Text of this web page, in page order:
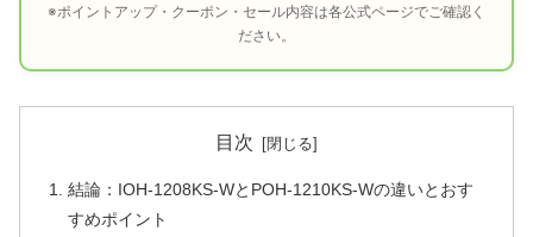
※ポイントアップ・クーポン・セール内容は各公式ページでご確認く
ださい。
目次
結論：IOH-1208KS-WとPOH-1210KS-Wの違いとおす
すめポイント